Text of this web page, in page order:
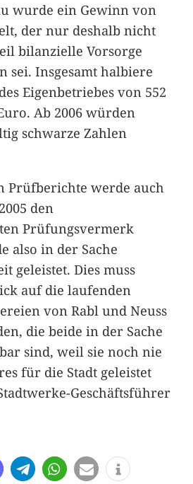
wurde ein Gewinn von
der nur deshalb nicht
bilanzielle Vorsorge
sei. Insgesamt halbiere
Eigenbetriebes von 552
Ab 2006 würden
schwarze Zahlen
Prüfberichte werde auch
den
Prüfungsvermerk
also in der Sache
geleistet. Dies muss
auf die laufenden
von Rabl und Neuss
die beide in der Sache
sind, weil sie noch nie
für die Stadt geleistet
Geschäftsführer